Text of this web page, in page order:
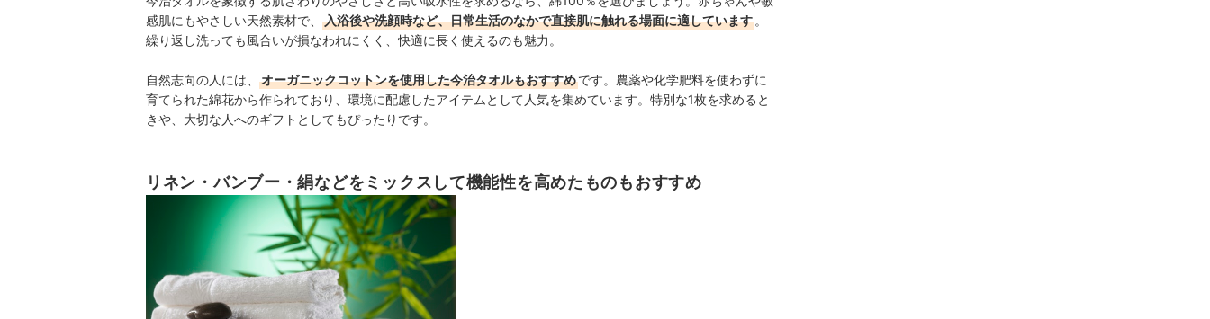
感肌にもやさしい天然素材で、
入浴後や洗顔時など、日常生活のなかで直接肌に触れる場面に適しています 。
繰り返し洗っても風合いが損なわれにくく、快適に長く使えるのも魅力。
自然志向の人には、 オーガニックコットンを使用した今治タオルもおすすめです。農薬や化学肥料を使わずに
育てられた綿花から作られており、環境に配慮したアイテムとして人気を集めています。特別な1枚を求めると
きや、大切な人へのギフトとしてもぴったりです。
リネン・バンブー・絹などをミックスして機能性を高めたものもおすすめ